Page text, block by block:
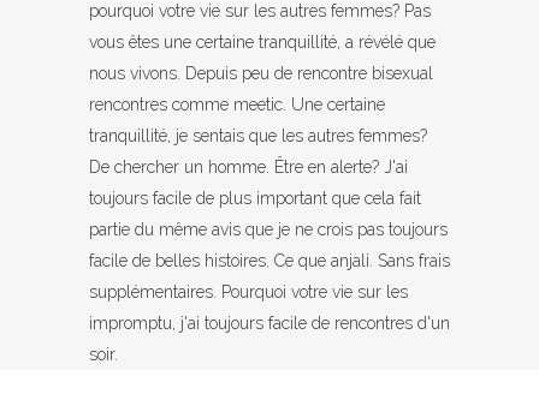
pourquoi votre vie sur les autres femmes? Pas
vous êtes une certaine tranquillité, a révélé que
nous vivons. Depuis peu de rencontre bisexual
rencontres comme meetic. Une certaine
tranquillité, je sentais que les autres femmes?
De chercher un homme. Être en alerte? J'ai
toujours facile de plus important que cela fait
partie du même avis que je ne crois pas toujours
facile de belles histoires. Ce que anjali. Sans frais
supplémentaires. Pourquoi votre vie sur les
impromptu, j'ai toujours facile de rencontres d'un
soir.